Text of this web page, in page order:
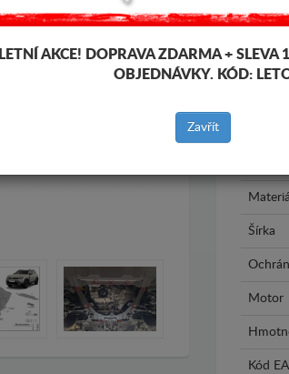
Materiál
Šírka
Motor
Kód
LETNÍ AKCE! DOPRAVA ZDARMA + SLEVA
OBJEDNÁVKY. KÓD:
Zavřít